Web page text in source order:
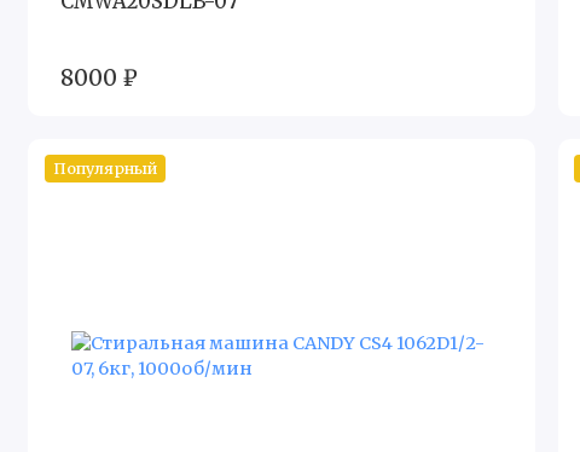
8000 ₽
Популярный